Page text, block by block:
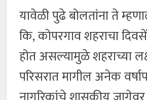
यावेळी पुढे बोलतांना ते
कि, कोपरगाव शहराचा
होत असल्यामुळे शहराच्या
परिसरात मागील अनेक